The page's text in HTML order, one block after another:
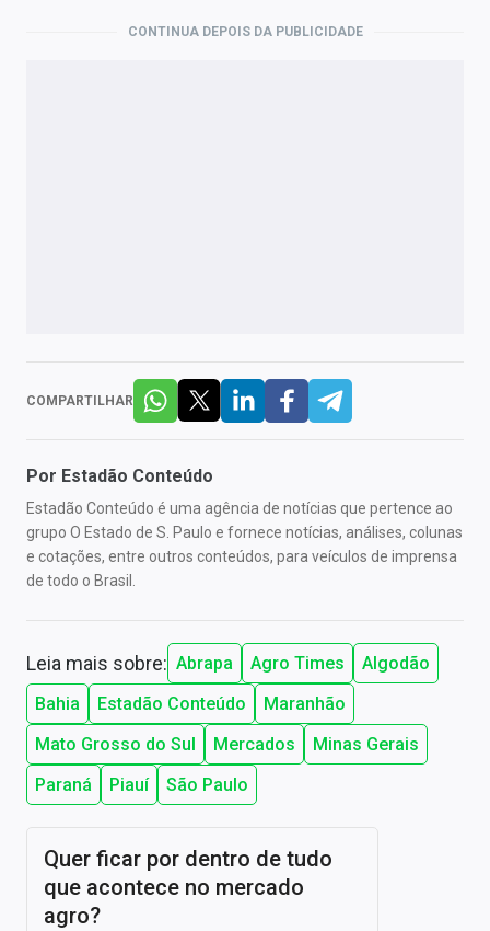
CONTINUA DEPOIS DA PUBLICIDADE
COMPARTILHAR
Por Estadão Conteúdo
Estadão Conteúdo é uma agência de notícias que pertence ao
grupo O Estado de S. Paulo e fornece notícias, análises, colunas
e cotações, entre outros conteúdos, para veículos de imprensa
de todo o Brasil.
Leia mais sobre: Abrapa Agro Times
Algodão
Bahia
Estadão Conteúdo
Maranhão
Mato Grosso do Sul
Mercados
Minas Gerais
Paraná
Piauí São Paulo
Quer ficar por dentro de tudo
que acontece no mercado
agro?